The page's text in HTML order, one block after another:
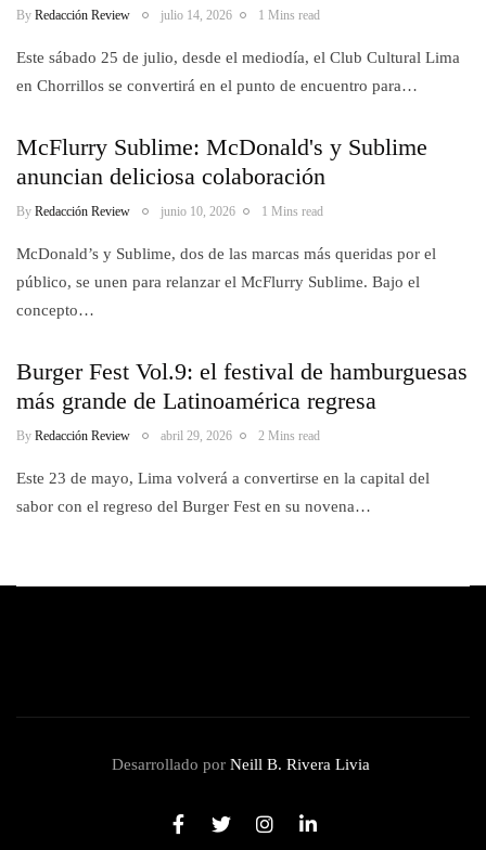
By Redacción Review julio 14, 2026 1 Mins read
Este sábado 25 de julio, desde el mediodía, el Club Cultural Lima
en Chorrillos se convertirá en el punto de encuentro para…
McFlurry Sublime: McDonald's y Sublime
anuncian deliciosa colaboración
By Redacción Review junio 10, 2026 1 Mins read
McDonald’s y Sublime, dos de las marcas más queridas por el
público, se unen para relanzar el McFlurry Sublime. Bajo el
concepto…
Burger Fest Vol.9: el festival de hamburguesas
más grande de Latinoamérica regresa
By Redacción Review abril 29, 2026 2 Mins read
Este 23 de mayo, Lima volverá a convertirse en la capital del
sabor con el regreso del Burger Fest en su novena…
Desarrollado por Neill B. Rivera Livia